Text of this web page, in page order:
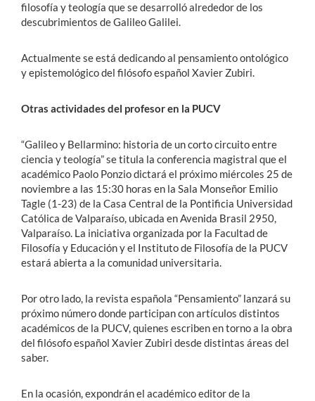
filosofía y teología que se desarrolló alrededor de los
descubrimientos de Galileo Galilei.
Actualmente se está dedicando al pensamiento ontológico
y epistemológico del filósofo español Xavier Zubiri.
Otras actividades del profesor en la PUCV
“Galileo y Bellarmino: historia de un corto circuito entre
ciencia y teología” se titula la conferencia magistral que el
académico Paolo Ponzio dictará el próximo miércoles 25 de
noviembre a las 15:30 horas en la Sala Monseñor Emilio
Tagle (1-23) de la Casa Central de la Pontificia Universidad
Católica de Valparaíso, ubicada en Avenida Brasil 2950,
Valparaíso. La iniciativa organizada por la Facultad de
Filosofía y Educación y el Instituto de Filosofía de la PUCV
estará abierta a la comunidad universitaria.
Por otro lado, la revista española “Pensamiento” lanzará su
próximo número donde participan con artículos distintos
académicos de la PUCV, quienes escriben en torno a la obra
del filósofo español Xavier Zubiri desde distintas áreas del
saber.
En la ocasión, expondrán el académico editor de la